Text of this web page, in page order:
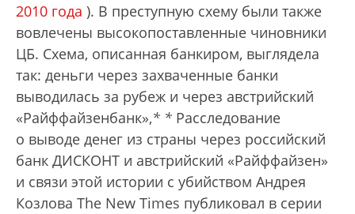
2010 года ). В преступную схему были также
вовлечены высокопоставленные чиновники
ЦБ. Схема, описанная банкиром, выглядела
так: деньги через захваченные банки
выводилась за рубеж и через австрийский
«Райффайзенбанк»,* * Расследование
о выводе денег из страны через российский
банк ДИСКОНТ и австрийский «Райффайзен»
и связи этой истории с убийством Андрея
Козлова The New Times публиковал в серии